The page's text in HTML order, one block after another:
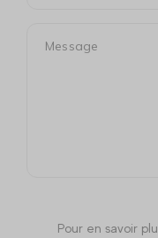
Pour en savoir